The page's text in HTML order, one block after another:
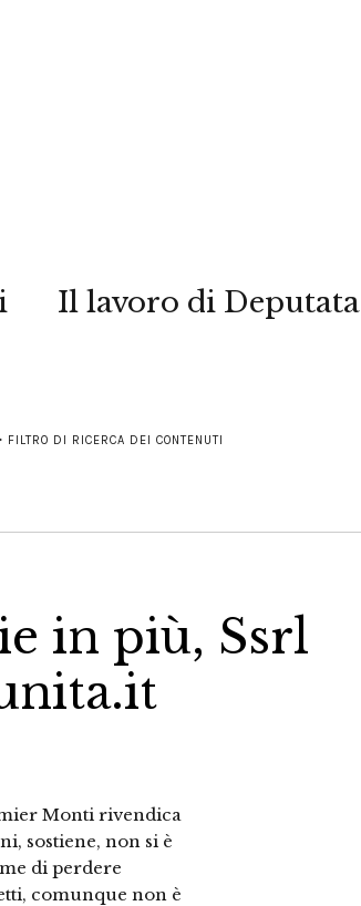
Il lavoro di Deputata
FILTRO DI RICERCA DEI CONTENUTI
in più, Ssrl
Monti rivendica
sostiene, non si è
di perdere
comunque non è